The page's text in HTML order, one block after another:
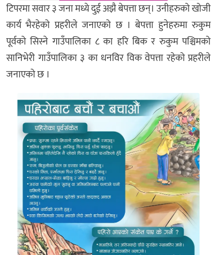
टिपरमा सवार ३ जना मध्ये दुई अझै बेपत्ता छन्। उनीहरुको खोजी
कार्य भैरहेको प्रहरीले जनाएको छ । बेपत्ता हुनेहरुमा रुकुम
पूर्वको सिस्ने गाउँपालिका ८ का हरि बिक र रुकुम पश्चिमको
सानिभेरी गाउँपालिका ३ का धनविर विक वेपत्ता रहेको प्रहरीले
जनाएको छ ।